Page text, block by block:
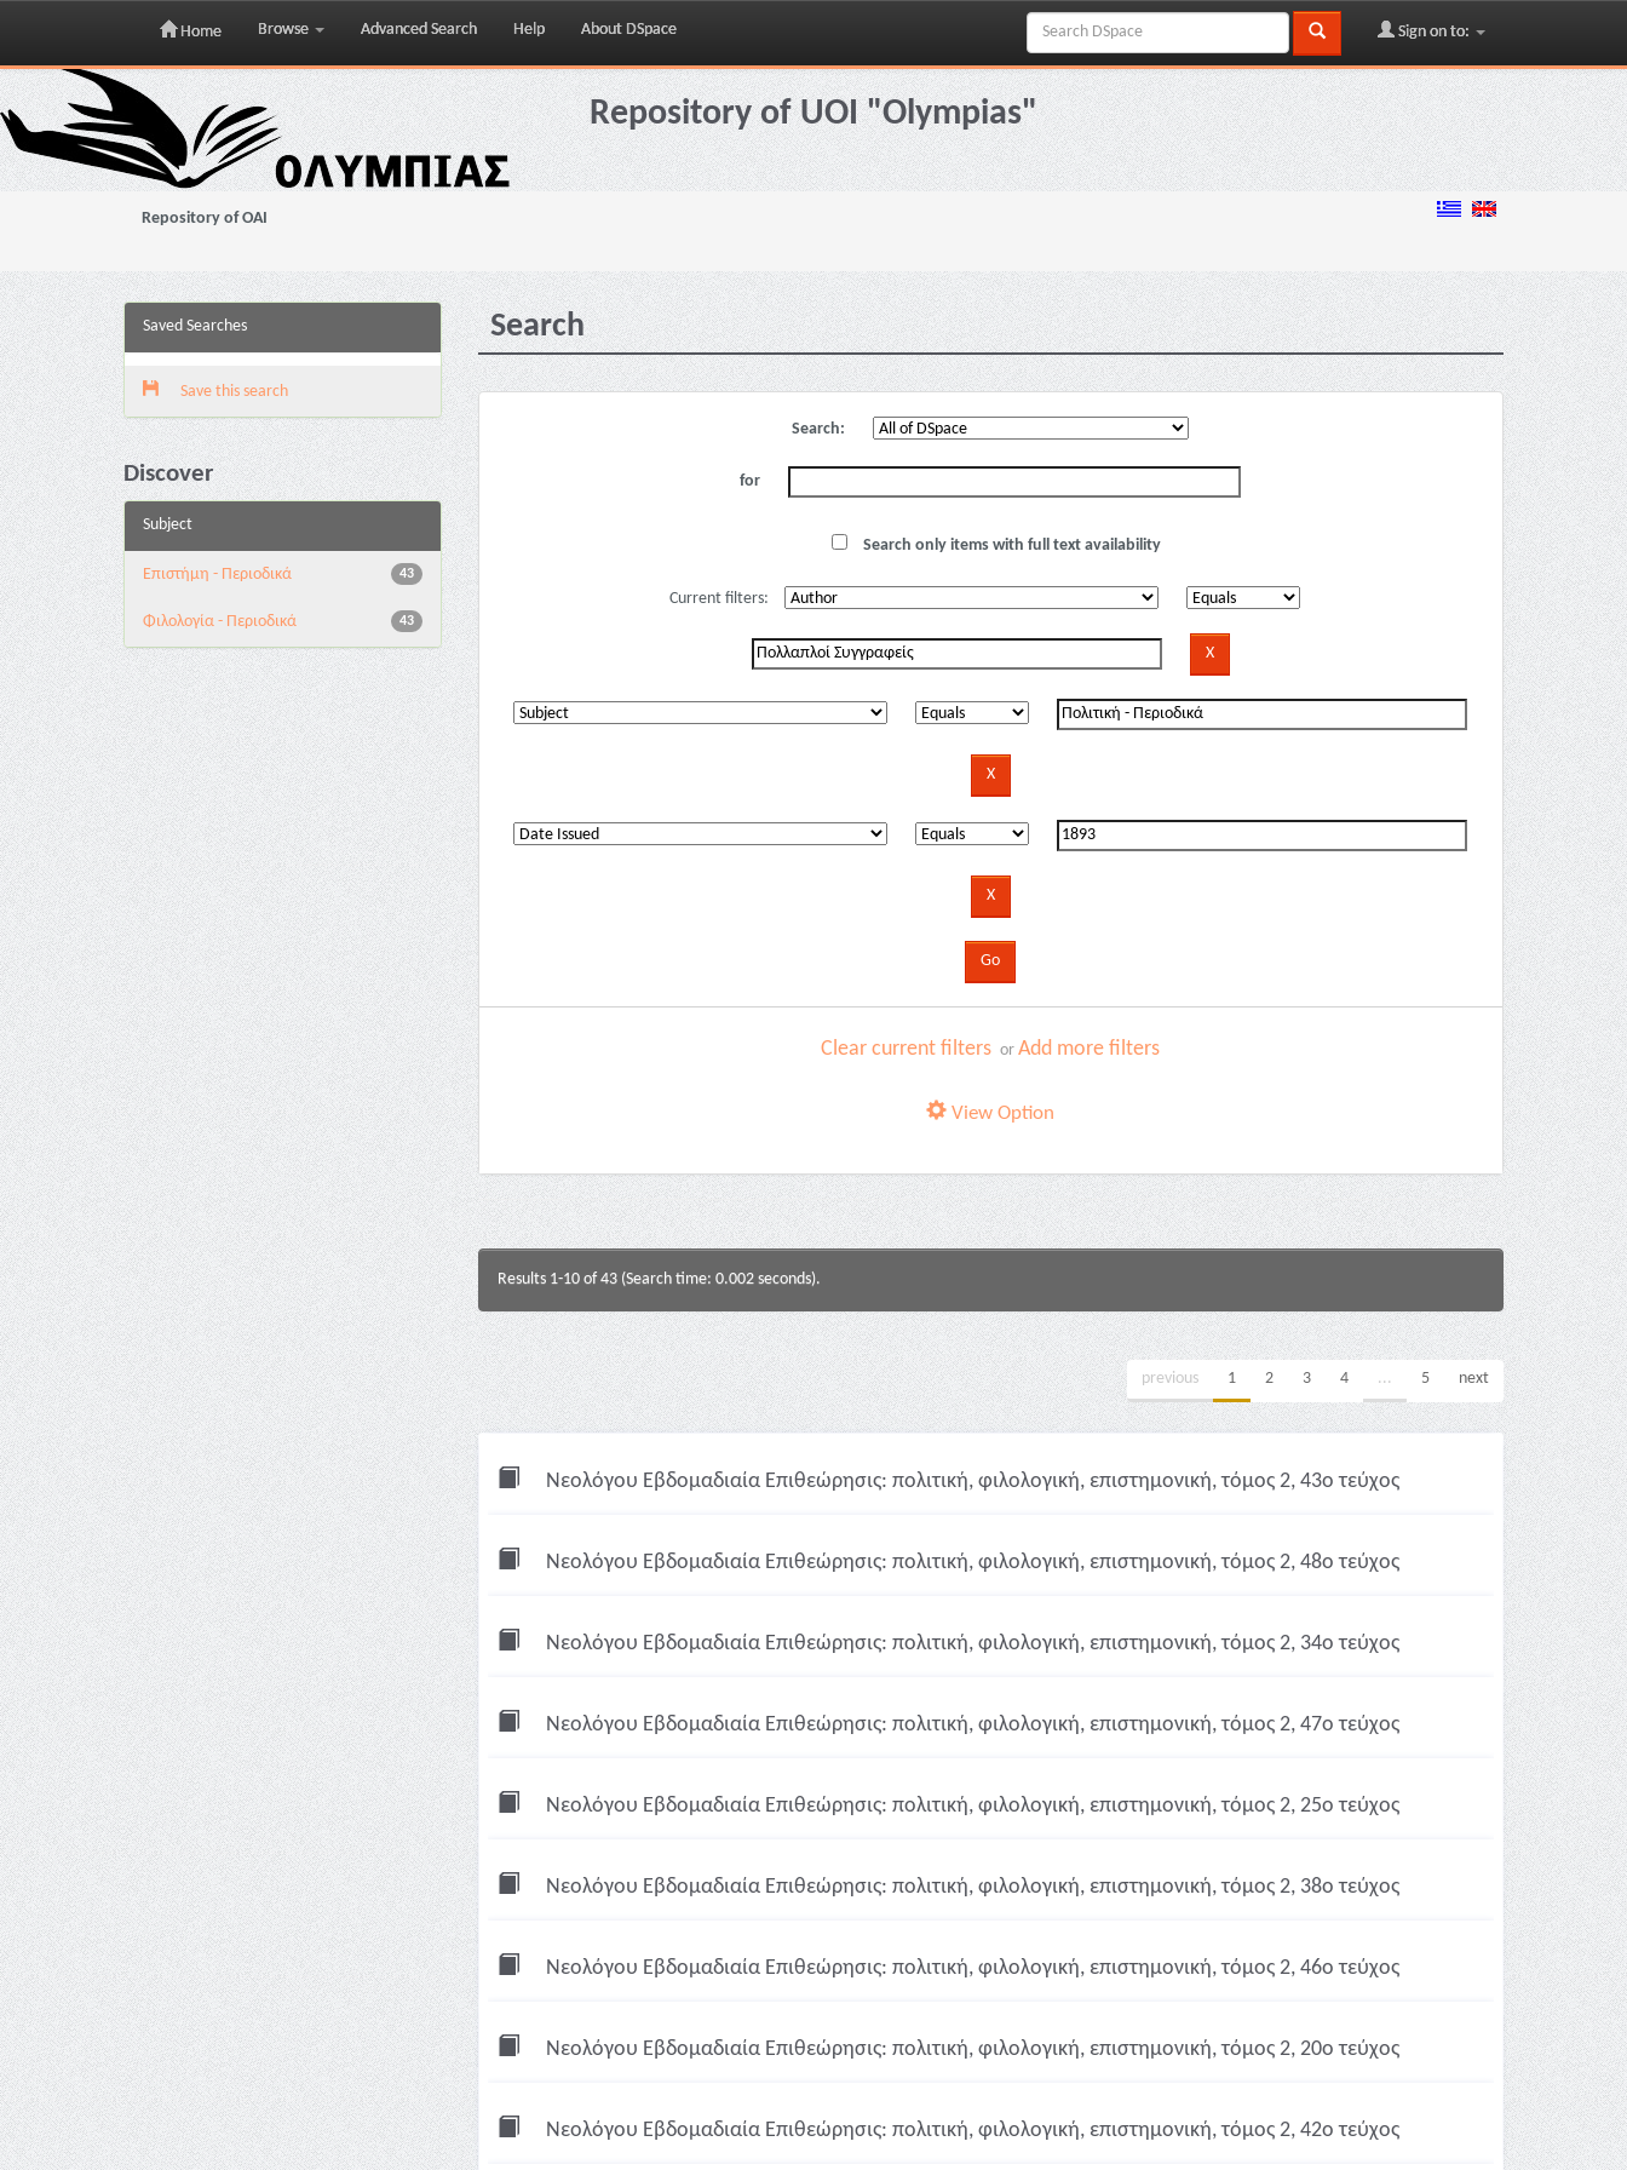
Skip
navigation
Home Browse Advanced Search Help About DSpace Sign on to:
Repository of UOI "Olympias"
Repository of OAI
Saved Searches
Save this search
Discover
Subject
43
Επιστήμη - Περιοδικά
43
Φιλολογία - Περιοδικά
Search
Search:
for
Search only items with full text availability
Current filters:
Clear current filters orAdd more filters
View Option
Results 1-10 of 43 (Search time: 0.002 seconds).
previous 1 2 3 4 ... 5 next
Νεολόγου Εβδομαδιαία Επιθεώρησις: πολιτική, φιλολογική, επιστημονική, τόμος 2, 43ο τεύχος
Νεολόγου Εβδομαδιαία Επιθεώρησις: πολιτική, φιλολογική, επιστημονική, τόμος 2, 48ο τεύχος
Νεολόγου Εβδομαδιαία Επιθεώρησις: πολιτική, φιλολογική, επιστημονική, τόμος 2, 34ο τεύχος
Νεολόγου Εβδομαδιαία Επιθεώρησις: πολιτική, φιλολογική, επιστημονική, τόμος 2, 47ο τεύχος
Νεολόγου Εβδομαδιαία Επιθεώρησις: πολιτική, φιλολογική, επιστημονική, τόμος 2, 25ο τεύχος
Νεολόγου Εβδομαδιαία Επιθεώρησις: πολιτική, φιλολογική, επιστημονική, τόμος 2, 38ο τεύχος
Νεολόγου Εβδομαδιαία Επιθεώρησις: πολιτική, φιλολογική, επιστημονική, τόμος 2, 46ο τεύχος
Νεολόγου Εβδομαδιαία Επιθεώρησις: πολιτική, φιλολογική, επιστημονική, τόμος 2, 20ο τεύχος
Νεολόγου Εβδομαδιαία Επιθεώρησις: πολιτική, φιλολογική, επιστημονική, τόμος 2, 42ο τεύχος